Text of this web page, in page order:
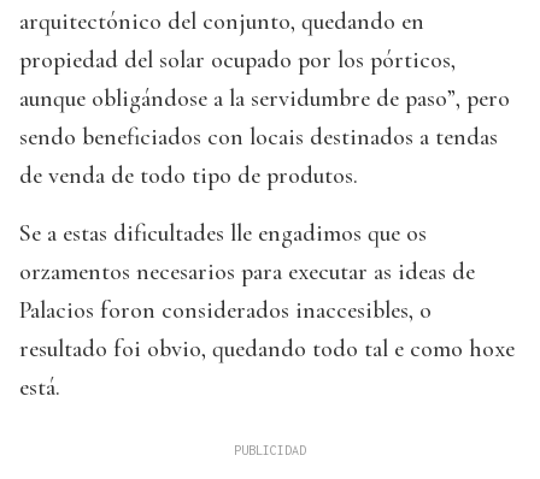
arquitectónico del conjunto, quedando en
propiedad del solar ocupado por los pórticos,
aunque obligándose a la servidumbre de paso”, pero
sendo beneficiados con locais destinados a tendas
de venda de todo tipo de produtos.
Se a estas dificultades lle engadimos que os
orzamentos necesarios para executar as ideas de
Palacios foron considerados inaccesibles, o
resultado foi obvio, quedando todo tal e como hoxe
está.